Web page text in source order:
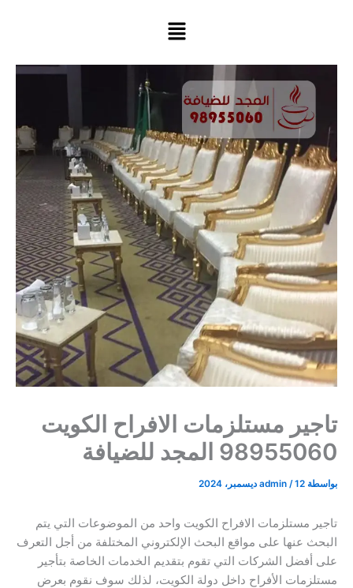
تاجير مستلزمات الافراح الكويت
98955060 المجد للضيافة
بواسطة admin /12 ديسمبر، 2024
تاجير مستلزمات الافراح الكويت واحد من الموضوعات التي يتم
البحث عنها على مواقع البحث الإلكتروني المختلفة من أجل التعرف
على أفضل الشركات التي تقوم بتقديم الخدمات الخاصة بتأجير
مستلزمات الأفراح داخل دولة الكويت، لذلك سوف نقوم بعرض